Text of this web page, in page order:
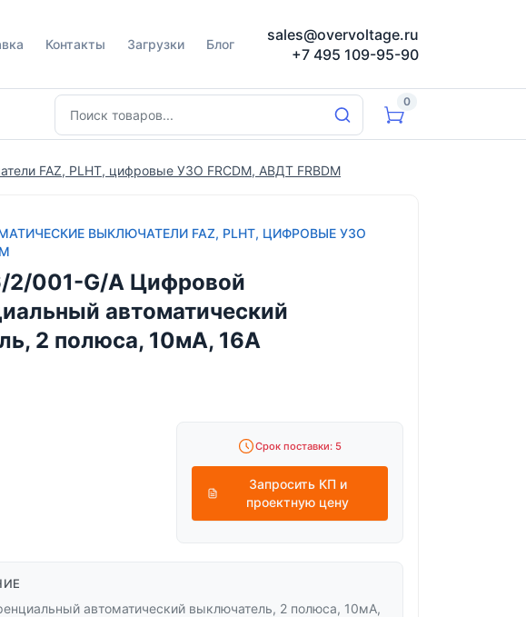
Контакты Загрузки Блог
sales@overvoltage.ru
+7 495 109-95-90
0
FAZ, PLHT, цифровые УЗО FRCDM, АВДТ FRBDM
ВЫКЛЮЧАТЕЛИ FAZ, PLHT, ЦИФРОВЫЕ УЗО
2/001-G/A Цифровой
автоматический
2 полюса, 10мА, 16А
Срок поставки: 5
Запросить КП и
проектную цену
автоматический выключатель, 2 полюса, 10мА,